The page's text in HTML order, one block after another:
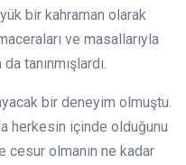
bir kahraman olarak
ve masallarıyla
tanınmışlardı.
bir deneyim olmuştu.
herkesin içinde olduğunu
cesur olmanın ne kadar